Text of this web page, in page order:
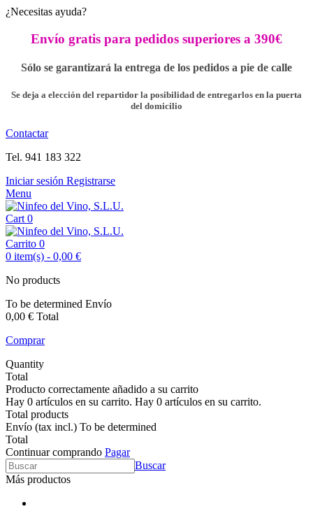
¿Necesitas ayuda?
Envío gratis para pedidos superiores a 390€
Sólo se garantizará la entrega de los pedidos a pie de calle
Se deja a elección del repartidor la posibilidad de entregarlos en la puerta
del domicilio
Contactar
Tel. 941 183 322
Iniciar sesión Registrarse
Menu
Cart 0
Carrito 0
0 item(s) - 0,00 €
No products
To be determined Envío
0,00 € Total
Comprar
Quantity
Total
Producto correctamente añadido a su carrito
Hay 0 artículos en su carrito. Hay 0 artículos en su carrito.
Total products
Envío (tax incl.) To be determined
Total
Continuar comprando Pagar
Buscar
Más productos